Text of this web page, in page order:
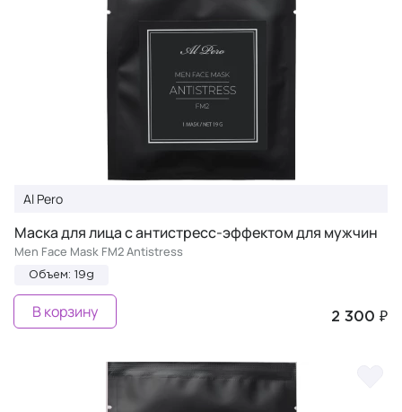
Al Pero
Маска для лица с антистресс-эффектом для мужчин
Men Face Mask FM2 Antistress
Объем: 19g
2 300 ₽
В корзину